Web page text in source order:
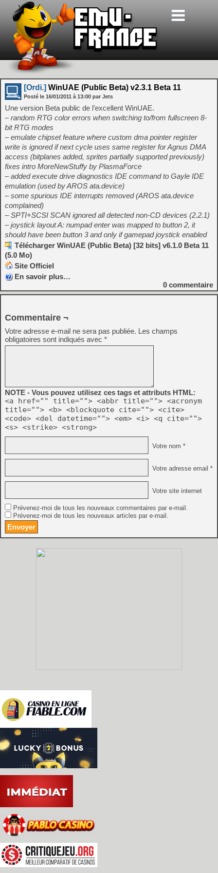
[Ordi.] WinUAE (Public Beta) v2.3.1 Beta 11
Posté le 16/01/2011 à 13:00 par Jets
Une version Beta public de l’excellent WinUAE.
– random RTG color errors when switching to/from fullscreen 8-
bit RTG modes
– emulate chipset feature where custom dma pointer register
write is ignored if next cycle uses same register for Agnus DMA
access (bitplanes added, sprites partially supported previously)
fixes intro MoreNewStuffy by PlasmaForce
– added execute drive diagnostics IDE command to Gayle IDE
emulation (used by AROS ata.device)
– some spurious IDE interrupts removed (AROS ata.device
complained)
– SPTI+SCSI SCAN ignored all detected non-CD devices (2.2.1)
– joystick layout A: numpad enter was mapped to button 2, it
should have been button 3 and only if gamepad joystick enabled
Télécharger WinUAE (Public Beta) [32 bits] v6.1.0 Beta 11
(5.0 Mo)
Site Officiel
En savoir plus…
0 commentaire
Commentaire ¬
Votre adresse e-mail ne sera pas publiée. Les champs
obligatoires sont indiqués avec *
NOTE - Vous pouvez utilisez ces tags et attributs HTML:
<a href="" title=""> <abbr title=""> <acronym
title=""> <b> <blockquote cite=""> <cite>
<code> <del datetime=""> <em> <i> <q cite="">
<s> <strike> <strong>
Votre nom *
Votre adresse email *
Votre site internet
Prévenez-moi de tous les nouveaux commentaires par e-mail.
Prévenez-moi de tous les nouveaux articles par e-mail.